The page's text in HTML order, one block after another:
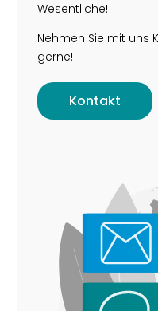
Wesentliche!
Nehmen Sie mit uns
gerne!
Kontakt